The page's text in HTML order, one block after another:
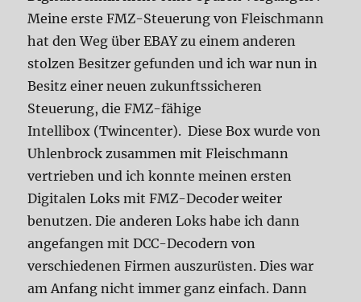
Meine erste FMZ-Steuerung von Fleischmann
hat den Weg über EBAY zu einem anderen
stolzen Besitzer gefunden und ich war nun in
Besitz einer neuen zukunftssicheren
Steuerung, die FMZ-fähige
Intellibox (Twincenter). Diese Box wurde von
Uhlenbrock zusammen mit Fleischmann
vertrieben und ich konnte meinen ersten
Digitalen Loks mit FMZ-Decoder weiter
benutzen. Die anderen Loks habe ich dann
angefangen mit DCC-Decodern von
verschiedenen Firmen auszurüsten. Dies war
am Anfang nicht immer ganz einfach. Dann